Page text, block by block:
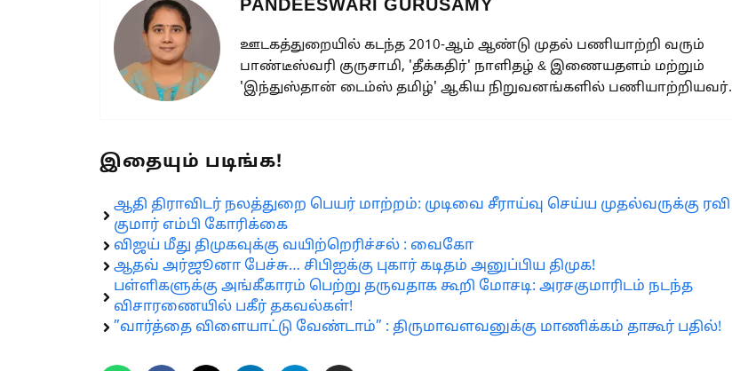
PANDEESWARI GURUSAMY
ஊடகத்துறையில் கடந்த 2010-ஆம் ஆண்டு முதல் பணியாற்றி வரும்
பாண்டீஸ்வரி குருசாமி, 'தீக்கதிர்' நாளிதழ் & இணையதளம் மற்றும்
'இந்துஸ்தான் டைம்ஸ் தமிழ்' ஆகிய நிறுவனங்களில் பணியாற்றியவர்.
இதையும் படிங்க!
ஆதி திராவிடர் நலத்துறை பெயர் மாற்றம்: முடிவை சீராய்வு செய்ய முதல்வருக்கு ரவி
குமார் எம்பி கோரிக்கை
விஜய் மீது திமுகவுக்கு வயிற்றெரிச்சல் : வைகோ
ஆதவ் அர்ஜூனா பேச்சு… சிபிஐக்கு புகார் கடிதம் அனுப்பிய திமுக!
பள்ளிகளுக்கு அங்கீகாரம் பெற்று தருவதாக கூறி மோசடி: அரசகுமாரிடம் நடந்த
விசாரணையில் பகீர் தகவல்கள்!
”வார்த்தை விளையாட்டு வேண்டாம்” : திருமாவளவனுக்கு மாணிக்கம் தாகூர் பதில்!